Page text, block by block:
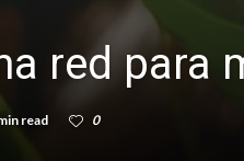
red para
read 0